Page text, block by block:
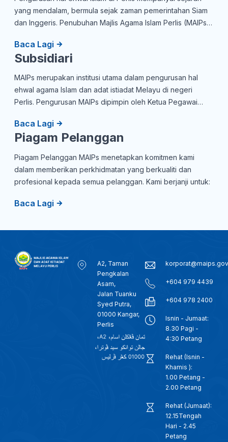
yang mendalam, bermula sejak zaman pemerintahan Siam
dan Inggeris. Penubuhan Majlis Agama Islam Perlis (MAIPs)
Almarhum Syed Saffi Jamalullail merupakan langkah
penting dalam perjalanan ini. Selepas Perlis menyertai
distruktur semula untuk selari dengan pemerintahan negeri
di bawah pimpinan Almarhum Tuanku Syed Putra Ibni
Almarhum Syed Hassan Jamalullail, Raja Perlis ke-6. Sejak
itu, peranan MAlPs adalah untuk menegakkan ajaran Islam
selaras dengan Perlembagaan Negeri, di mana kepimpinan
Yang DiPertua memainkan peranan penting dalam
kejayaannya, dari Allahyarham Haji Ahmad Bin Muhammad
sehingga ke DYMM Tuanku Syed Sirajuddin Ibni Almarhum
Tuanku Syed Putra Jamalullail, dan kini, DYTM Tuanku
Baca Lagi
Subsidiari
MAIPs merupakan institusi utama dalam pengurusan hal
ehwal agama Islam dan adat istiadat Melayu di negeri
Perlis. Pengurusan MAlPs dipimpin oleh Ketua Pegawai
yang dibantu oleh beberapa unit dan bahagian yang
memainkan peranan penting dalam melaksanakan tugas
Baca Lagi
Piagam Pelanggan
Piagam Pelanggan MAIPs menetapkan komitmen kami
dalam memberikan perkhidmatan yang berkualiti dan
profesional kepada semua pelanggan. Kami berjanji untuk:
Baca Lagi
A2, Taman
Pengkalan
Asam,
Jalan Tuanku
Syed Putra,
01000 Kangar,
Perlis
+604 979 4439
+604 978 2400
Isnin - Jumaat:
8.30 Pagi -
4:30 Petang
Rehat (Isnin -
Khamis ):
1.00 Petang -
2.00 Petang
Rehat (Jumaat):
12.15Tengah
Hari - 2.45
Petang